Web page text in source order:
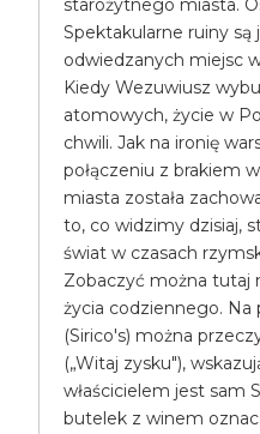
starożytnego miasta.
Spektakularne ruiny są
odwiedzanych miejsc
Kiedy Wezuwiusz
atomowych, życie w
chwili. Jak na ironię
połączeniu z brakiem
miasta została
to, co widzimy dzisiaj,
świat w czasach
Zobaczyć można tutaj
życia codziennego.
(Sirico's) można
(„Witaj zysku"),
właścicielem jest sam
butelek z winem